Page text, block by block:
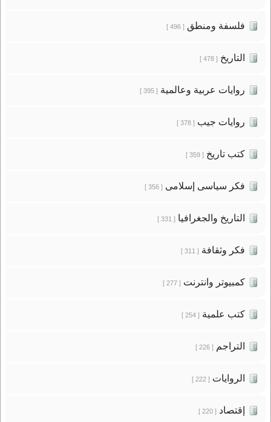
فلسفة ومنطق[ 496 ]
التاريخ[ 478 ]
روايات عربية وعالمية[ 395 ]
روايات جيب[ 378 ]
كتب تاريخ[ 359 ]
فكر سياسى إسلامى[ 356 ]
التاريخ والجغرافيا[ 331 ]
فكر وثقافة[ 311 ]
كمبيوتر وانترنت[ 277 ]
كتب علمية[ 254 ]
التراجم[ 226 ]
الروايات[ 222 ]
إقتصاد[ 220 ]